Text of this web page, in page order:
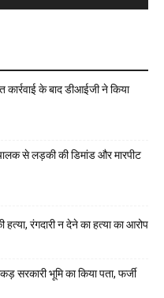
कार्रवाई के बाद डीआईजी ने किया
से लड़की की डिमांड और मारपीट
रंगदारी न देने का हत्या का आरोप
सरकारी भूमि का किया पता, फर्जी